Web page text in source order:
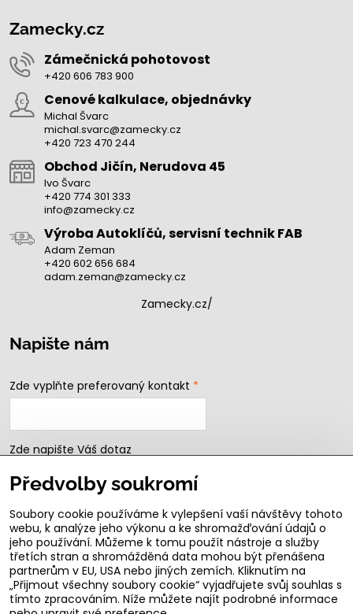
Zamecky.cz
Zámečnická pohotovost
+420 606 783 900
Cenové kalkulace, objednávky
Michal Švarc
michal.svarc@zamecky.cz
+420 723 470 244
Obchod Jičín, Nerudova 45
Ivo Švarc
+420 774 301 333
info@zamecky.cz
Výroba Autoklíčů, servisní technik FAB
Adam Zeman
+420 602 656 684
adam.zeman@zamecky.cz
Zamecky.cz/
Napište nám
Zde vyplňte preferovaný kontakt *
Zde napište Váš dotaz
Odeslat
Předvolby soukromí
Soubory cookie používáme k vylepšení vaší návštěvy tohoto
webu, k analýze jeho výkonu a ke shromažďování údajů o
jeho používání. Můžeme k tomu použít nástroje a služby
třetích stran a shromážděná data mohou být přenášena
partnerům v EU, USA nebo jiných zemích. Kliknutím na
„Přijmout všechny soubory cookie“ vyjadřujete svůj souhlas s
tímto zpracováním. Níže můžete najít podrobné informace